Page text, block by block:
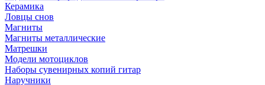
Керамика
Ловцы снов
Магниты
Магниты металлические
Матрешки
Модели мотоциклов
Наборы сувенирных копий гитар
Наручники